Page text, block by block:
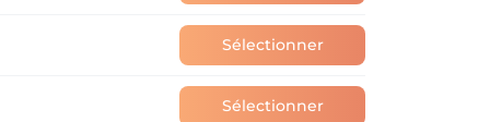
Sélectionner
Sélectionner